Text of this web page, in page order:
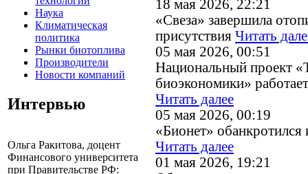
Наука
Климатическая
политика
Рынки биотоплива
Производители
Новости компаний
Интервью
Ольга Ракитова, доцент
Финансового университета
при Правительстве РФ:
18 мая 2026, 22:21
«Свеза» завершила
присутствия Читать
05 мая 2026, 00:51
Национальный проект
биоэкономики»
Читать далее
05 мая 2026, 00:19
«Бионет» обанкротился
Читать далее
01 мая 2026, 19:21